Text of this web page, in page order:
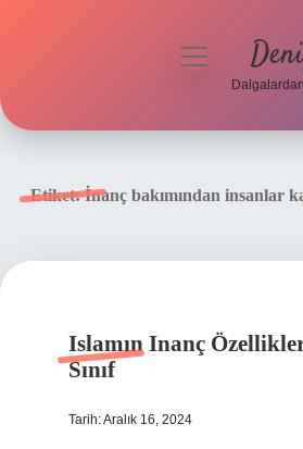
menüyü
Etiket:İnanç bakımından insanlar
Islamın Inanç
Sınıf
Tarih: Aralık 16, 2024